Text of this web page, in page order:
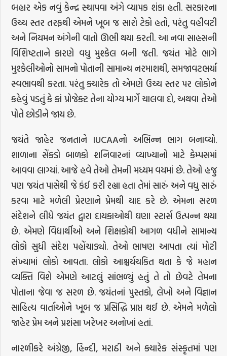
બહાર એક નવું કેન્દ્ર સ્થાપવા અંગે વ્યાપક શંકા હતી. સરકારના
ઉચ્ચ સ્તર તરફથી એમને ખૂબ જ સારો ટેકો હતો, પરંતુ વહીવટી
અને નિયમન અંગેની વાતો ઊભી થયા કરતી. આ નવા સાહસની
વિશિષ્ટતાને કારણે વધુ મુશ્કેલ બની જતી. જયંત મોટે ભાગે
મુશ્કેલીઓનો સામનો પોતાની સામાન્ય નરમાશથી, સમજાવટભર્યા
સ્વભાવથી કરતા. પરંતુ ક્યારેક તો એમણે ઉચ્ચ સ્તર પર લોકોને
કહેવું પડતું કે કાં પ્રોજેક્ટ તેના યોગ્ય માર્ગે ચાલવા દો, અથવા તેઓ
પોતે છોડીને જાય છે.
જયંતે જાહેર જનતાને IUCAAનો અભિન્ન ભાગ બનાવ્યો.
શાળાના સેંકડો બાળકો શનિવારનાં વ્યાખ્યાનો માટે કેમ્પસમાં
આવવા લાગ્યાં. આજે હવે તેઓ તેમની મધ્યમ વયમાં છે. તેઓ હજુ
પણ જયંત પાસેથી જે કંઈ કરી રહ્યા હતા તેમાં સારું અને વધુ સારું
કરવા માટે મળેલી પ્રેરણાને પ્રેમથી યાદ કરે છે. એમના સરળ
સંદેશને લીધે જયંત દ્વારા દાયકાઓથી ઘણા સ્ટાર્સ ઉત્પન્ન થયા
છે. એમણે વિદ્યાર્થીઓ અને શિક્ષકોથી આગળ વધીને સામાન્ય
લોકો સુધી સંદેશ પહોંચાડ્યો. તેઓ ભાષણ આપતા ત્યાં મોટી
સંખ્યામાં લોકો આવતા. લોકો આશ્ચર્યચકિત થતા કે જે મહાન
વ્યક્તિ વિશે એમણે આટલું સાંભળ્યું હતું તે તો છેવટે તેમના
પોતાના જેવા જ સરળ છે. જયંતનાં પુસ્તકો, લેખો અને વિજ્ઞાન
સાહિત્ય વાર્તાઓને ખૂબ જ પ્રસિદ્ધિ પ્રાપ્ત થઈ છે. એમને મળેલો
જાહેર પ્રેમ અને પ્રશંસા ખરેખર અનોખાં હતાં.
નારળીકરે અંગ્રેજી, હિન્દી, મરાઠી અને ક્યારેક સંસ્કૃતમાં પણ